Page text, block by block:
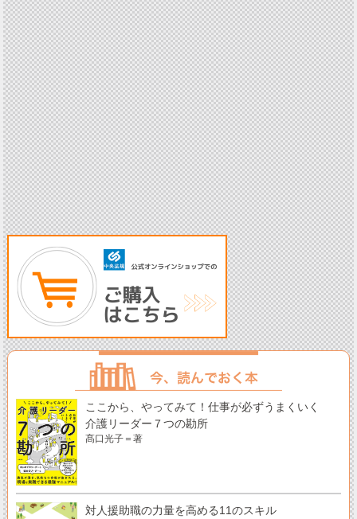
ここから、やってみて！仕事が必ずうまくいく
介護リーダー７つの勘所
髙口光子＝著
対人援助職の力量を高める11のスキル